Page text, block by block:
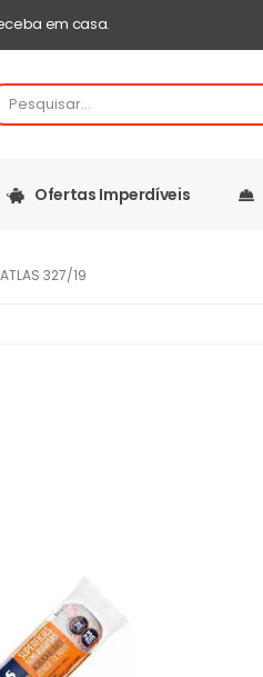
em casa.
Ofertas Imperdíveis
327/19